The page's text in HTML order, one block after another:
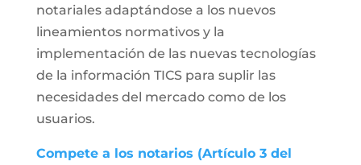
notariales adaptándose a los nuevos
lineamientos normativos y la
implementación de las nuevas tecnologías
de la información TICS para suplir las
necesidades del mercado como de los
usuarios.
Compete a los notarios (Artículo 3 del